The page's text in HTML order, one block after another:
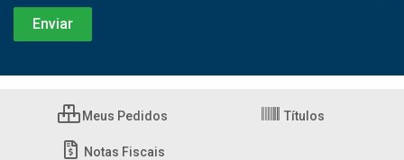
Meus Pedidos Títulos
Notas Fiscais